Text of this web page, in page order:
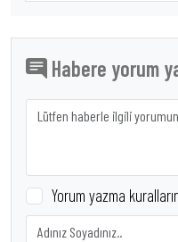
Habere yorum
Yorum yazma